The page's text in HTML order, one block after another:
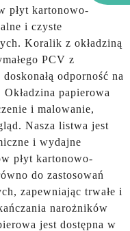
płyt kartonowo-
i czyste
Koralik z okładziną
PCV z
odporność na
papierowa
i malowanie,
Nasza listwa jest
i wydajne
płyt kartonowo-
do zastosowań
zapewniając trwałe i
narożników
jest dostępna w